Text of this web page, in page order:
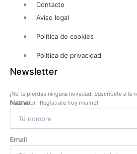
Contacto
Aviso legal
Política de cookies
Política de privacidad
Newsletter
¡No te pierdas ninguna novedad! Suscríbete a la
Instalador. ¡Regístrate hoy mismo!
Name
Email